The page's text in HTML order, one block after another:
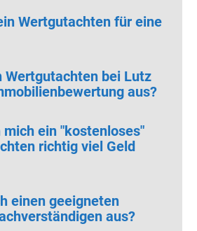
Wertgutachten für eine
Wertgutachten bei Lutz
aus?
mich ein "kostenloses"
richtig viel Geld
einen geeigneten
aus?